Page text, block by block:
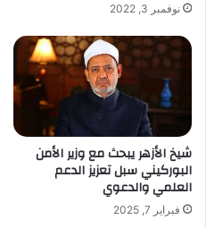
نوفمبر 3, 2022
شيخ الأزهر يبحث مع وزير الأمن
البوركيني سبل تعزيز الدعم
العلمي والدعوي
فبراير 7, 2025